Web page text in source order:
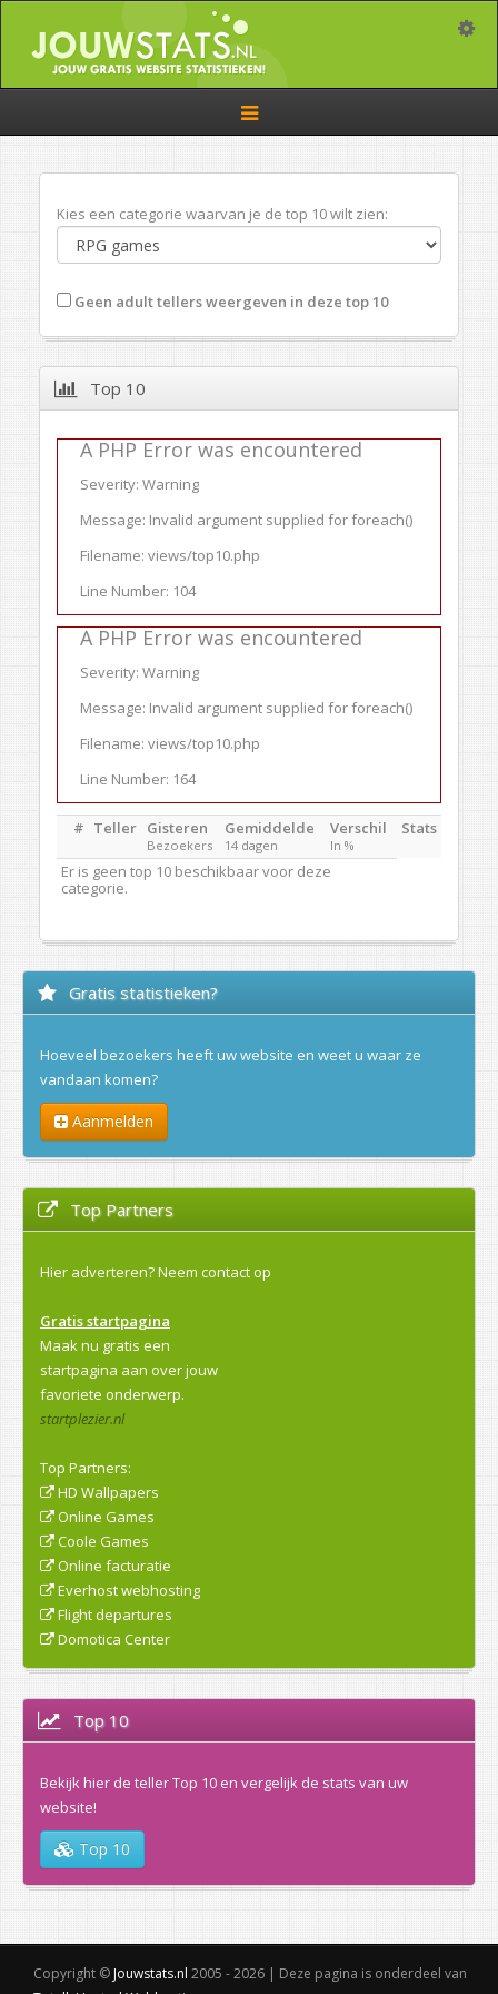
Toggle
navigation
Kies een categorie waarvan je de top 10 wilt zien:
Geen adult tellers weergeven in deze top 10
Top 10
A PHP Error was encountered
Severity: Warning
Message: Invalid argument supplied for foreach()
Filename: views/top10.php
Line Number: 104
A PHP Error was encountered
Severity: Warning
Message: Invalid argument supplied for foreach()
Filename: views/top10.php
Line Number: 164
# Teller Gisteren
Bezoekers
Gemiddelde
14 dagen
Verschil
In %
Stats
Er is geen top 10 beschikbaar voor deze
categorie.
Gratis statistieken?
Hoeveel bezoekers heeft uw website en weet u waar ze
vandaan komen?
Aanmelden
Top Partners
Hier adverteren?Neem contact op
Gratis startpagina
Maak nu gratis een
startpagina aan over jouw
favoriete onderwerp.
startplezier.nl
Top Partners:
HD Wallpapers
Online Games
Coole Games
Online facturatie
Everhost webhosting
Flight departures
Domotica Center
Top 10
Bekijk hier de teller Top 10 en vergelijk de stats van uw
website!
Top 10
Copyright © Jouwstats.nl 2005 - 2026 | Deze pagina is onderdeel van